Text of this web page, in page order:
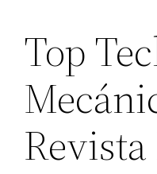
Top